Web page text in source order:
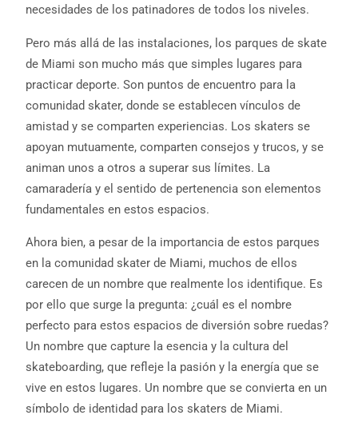
necesidades de los patinadores de todos los niveles.
Pero más allá de las instalaciones, los parques de skate
de Miami son mucho más que simples lugares para
practicar deporte. Son puntos de encuentro para la
comunidad skater, donde se establecen vínculos de
amistad y se comparten experiencias. Los skaters se
apoyan mutuamente, comparten consejos y trucos, y se
animan unos a otros a superar sus límites. La
camaradería y el sentido de pertenencia son elementos
fundamentales en estos espacios.
Ahora bien, a pesar de la importancia de estos parques
en la comunidad skater de Miami, muchos de ellos
carecen de un nombre que realmente los identifique. Es
por ello que surge la pregunta: ¿cuál es el nombre
perfecto para estos espacios de diversión sobre ruedas?
Un nombre que capture la esencia y la cultura del
skateboarding, que refleje la pasión y la energía que se
vive en estos lugares. Un nombre que se convierta en un
símbolo de identidad para los skaters de Miami.